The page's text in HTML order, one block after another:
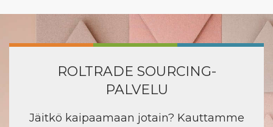
ROLTRADE SOURCING-
PALVELU
Jäitkö kaipaamaan jotain? Kauttamme